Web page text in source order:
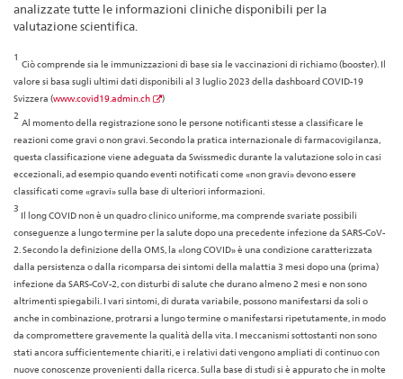
analizzate tutte le informazioni cliniche disponibili per la
valutazione scientifica.
1
Ciò comprende sia le immunizzazioni di base sia le vaccinazioni di richiamo (booster). Il
valore si basa sugli ultimi dati disponibili al 3 luglio 2023 della dashboard COVID-19
Svizzera (www.covid19.admin.ch
)
2
Al momento della registrazione sono le persone notificanti stesse a classificare le
reazioni come gravi o non gravi. Secondo la pratica internazionale di farmacovigilanza,
questa classificazione viene adeguata da Swissmedic durante la valutazione solo in casi
eccezionali, ad esempio quando eventi notificati come «non gravi» devono essere
classificati come «gravi» sulla base di ulteriori informazioni.
3
Il long COVID non è un quadro clinico uniforme, ma comprende svariate possibili
conseguenze a lungo termine per la salute dopo una precedente infezione da SARS-CoV-
2. Secondo la definizione della OMS, la «long COVID» è una condizione caratterizzata
dalla persistenza o dalla ricomparsa dei sintomi della malattia 3 mesi dopo una (prima)
infezione da SARS-CoV-2, con disturbi di salute che durano almeno 2 mesi e non sono
altrimenti spiegabili. I vari sintomi, di durata variabile, possono manifestarsi da soli o
anche in combinazione, protrarsi a lungo termine o manifestarsi ripetutamente, in modo
da compromettere gravemente la qualità della vita. I meccanismi sottostanti non sono
stati ancora sufficientemente chiariti, e i relativi dati vengono ampliati di continuo con
nuove conoscenze provenienti dalla ricerca. Sulla base di studi si è appurato che in molte